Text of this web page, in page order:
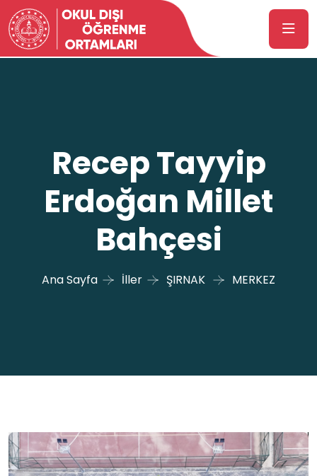
Recep Tayyip
Erdoğan Millet
Bahçesi
Ana Sayfa İller ŞIRNAK MERKEZ